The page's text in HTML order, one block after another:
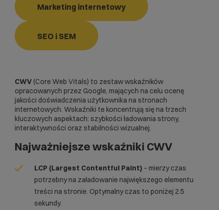
Marketing internetowy
SEO i SEM
CWV (Core Web Vitals) to zestaw wskaźników
opracowanych przez Google, mających na celu ocenę
jakości doświadczenia użytkownika na stronach
internetowych. Wskaźniki te koncentrują się na trzech
kluczowych aspektach: szybkości ładowania strony,
interaktywności oraz stabilności wizualnej.
Najważniejsze wskaźniki CWV
LCP (Largest Contentful Paint) – mierzy czas
potrzebny na załadowanie największego elementu
treści na stronie. Optymalny czas to poniżej 2.5
sekundy.